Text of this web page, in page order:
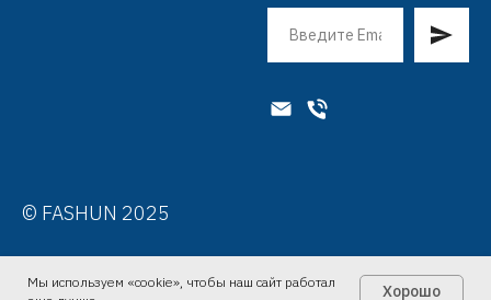
Мы используем «cookie», чтобы наш сайт работал
Хорошо
© FASHUN 2025